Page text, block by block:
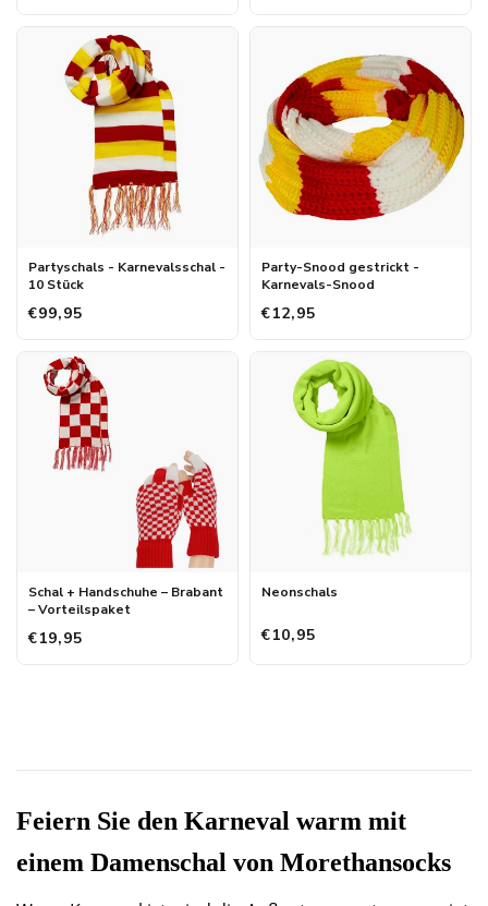
Partyschals - Karnevalsschal -
10 Stück
€99,95
Party-Snood gestrickt -
Karnevals-Snood
€12,95
Schal + Handschuhe – Brabant
– Vorteilspaket
€19,95
Neonschals
€10,95
Feiern Sie den Karneval warm mit
einem Damenschal von Morethansocks